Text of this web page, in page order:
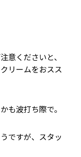
意くださいと、
リームをおスス
も波打ち際で。
ですが、スタッ